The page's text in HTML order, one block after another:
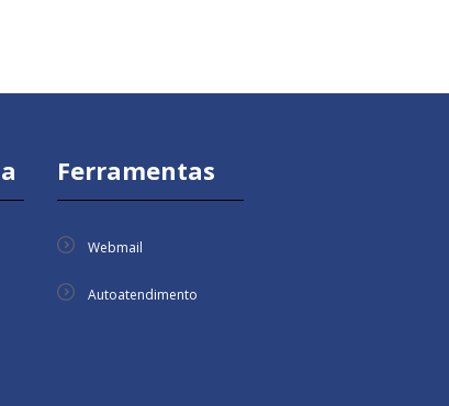
Ferramentas
Webmail
Autoatendimento